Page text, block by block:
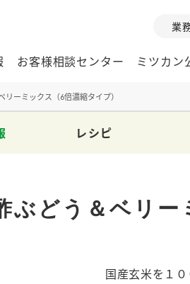
ミツカングループについて
ミツカングループの企
業理念をご紹介しま
お客様相談センター ミツカン
業
ーミックス（6倍濃縮タイプ）
レシピ
どう＆ベリー
国産玄米を１